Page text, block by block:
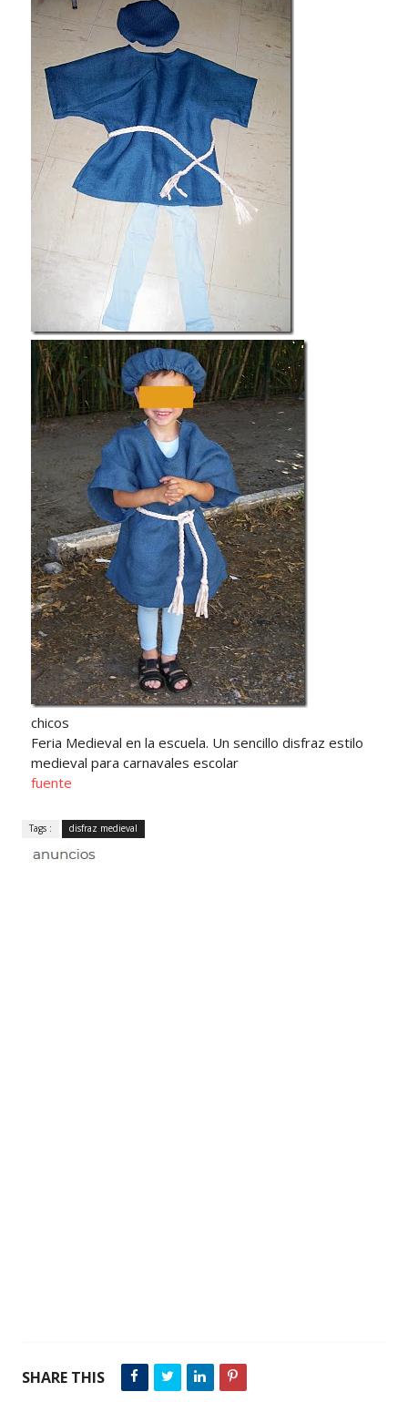
chicos
Feria Medieval en la escuela. Un sencillo disfraz estilo
medieval para carnavales escolar
fuente
Tags : disfraz medieval
SHARE THIS